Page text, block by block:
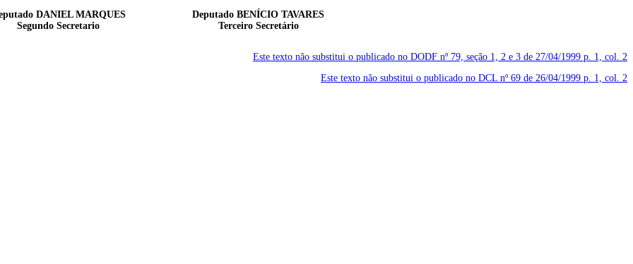
DANIEL MARQUES
Segundo Secretario
Deputado BENÍCIO TAVARES
Terceiro Secretário
Este texto não substitui o publicado no DODF nº 79, seção 1, 2 e 3 de 27/04/1999 p. 1, col. 2
Este texto não substitui o publicado no DCL nº 69 de 26/04/1999 p. 1, col. 2